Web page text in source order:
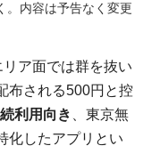
。内容は予告なく変更
リア面では群を抜い
布される500円と控
利用向き
、東京無
化したアプリとい